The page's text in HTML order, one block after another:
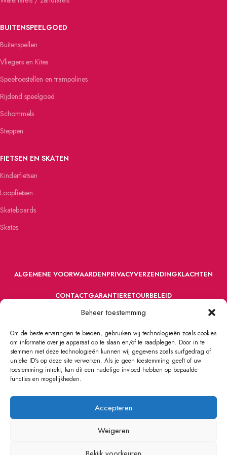
Beheer toestemming
Om de beste ervaringen te bieden, gebruiken wij technologieën zoals cookies
om informatie over je apparaat op te slaan en/of te raadplegen. Door in te
stemmen met deze technologieën kunnen wij gegevens zoals surfgedrag of
unieke ID's op deze site verwerken. Als je geen toestemming geeft of uw
toestemming intrekt, kan dit een nadelige invloed hebben op bepaalde
functies en mogelijkheden.
Accepteren
Weigeren
BUITENSPEELGOED
Buitenspellen
Vliegers en Kites
Speeltoestellen en trampolines
Rijdend speelgoed
Schommels
Steppen
FIETSEN EN SKATEN
Kinderfietsen
Loopfietsen
Skateboards
Skates
ALGEMENE VOORWAARDENPRIVACYVERZENDINGKLACHTEN
CONTACTGARANTIERETOURBELEID
VOORDEFUN.NL 2022 Powered by Handelsonderneming MELS.